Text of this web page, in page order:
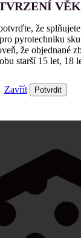
že
pyrotechniku
že objednané
starší 15 let, 18
Zavřít Potvrdit